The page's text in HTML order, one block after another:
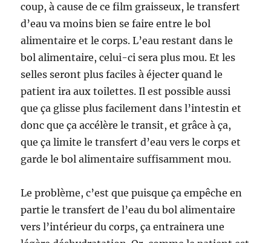
coup, à cause de ce film graisseux, le transfert
d’eau va moins bien se faire entre le bol
alimentaire et le corps. L’eau restant dans le
bol alimentaire, celui-ci sera plus mou. Et les
selles seront plus faciles à éjecter quand le
patient ira aux toilettes. Il est possible aussi
que ça glisse plus facilement dans l’intestin et
donc que ça accélère le transit, et grâce à ça,
que ça limite le transfert d’eau vers le corps et
garde le bol alimentaire suffisamment mou.
Le problème, c’est que puisque ça empêche en
partie le transfert de l’eau du bol alimentaire
vers l’intérieur du corps, ça entrainera une